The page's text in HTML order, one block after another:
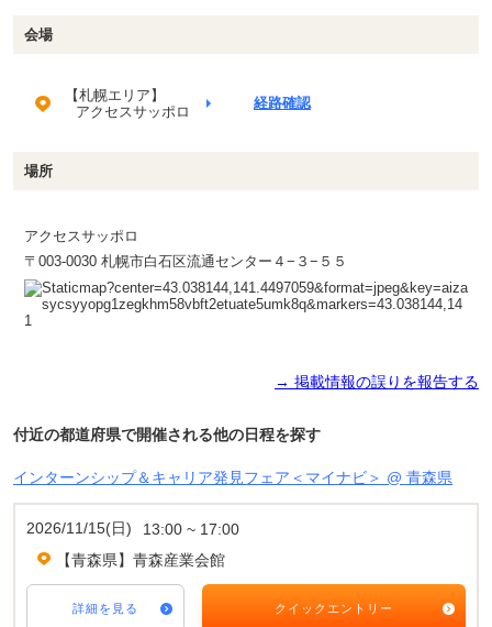
会場
【札幌エリア】
アクセスサッポロ
経路確認
場所
アクセスサッポロ
〒003-0030 札幌市白石区流通センター４−３−５５
→ 掲載情報の誤りを報告する
付近の都道府県で開催される他の日程を探す
インターンシップ＆キャリア発見フェア＜マイナビ＞ @ 青森県
2026/11/15(日)
13:00 ~ 17:00
【青森県】青森産業会館
詳細を見る クイックエントリー